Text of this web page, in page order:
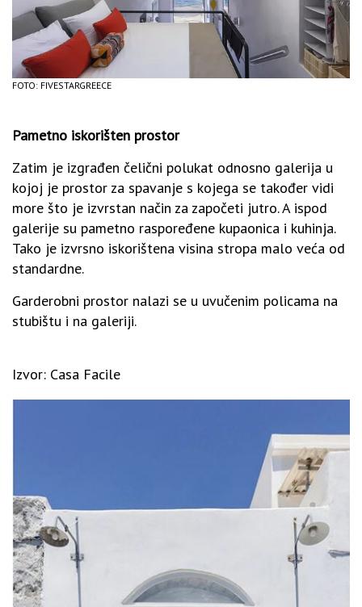
FOTO: FIVESTARGREECE
Pametno iskorišten prostor
Zatim je izgrađen čelični polukat odnosno galerija u
kojoj je prostor za spavanje s kojega se također vidi
more što je izvrstan način za započeti jutro. A ispod
galerije su pametno raspoređene kupaonica i kuhinja.
Tako je izvrsno iskorištena visina stropa malo veća od
standardne.
Garderobni prostor nalazi se u uvučenim policama na
stubištu i na galeriji.
Izvor: Casa Facile